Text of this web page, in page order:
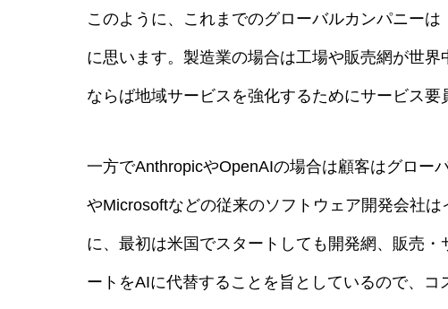
このように、これまでのグローバルカンパニー
に思います。製造業の場合は工場や販売網が世
ならば地域サービスを強化するためにサービス要
一方でAnthropicやOpenAIの場合は顧客はグロー
やMicrosoftなどの従来のソフトウェア開発会社
に、最初は米国でスタートしても開発網、販売
ートをAIに代替することを旨としているので、